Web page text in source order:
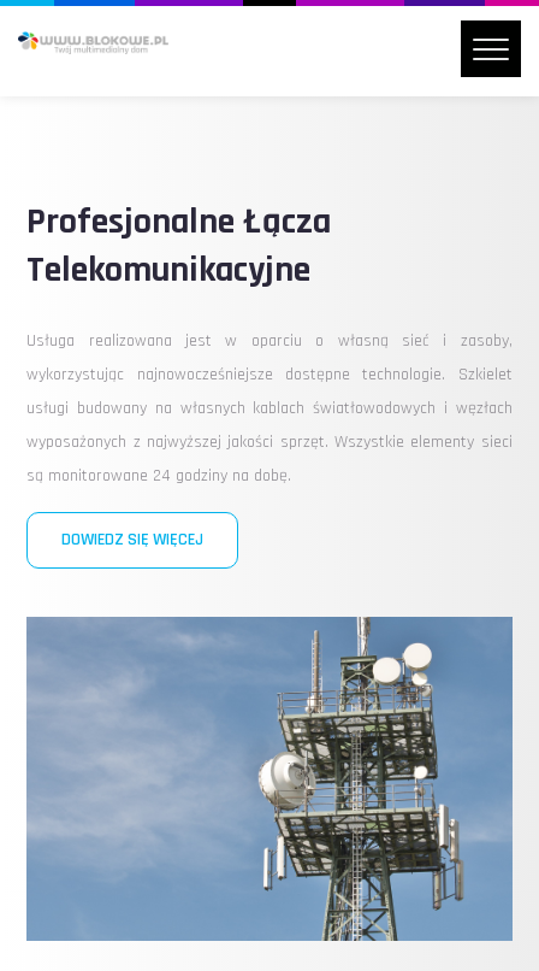
Profesjonalne Łącza
Telekomunikacyjne
Usługa realizowana jest w oparciu o własną sieć i zasoby,
wykorzystując najnowocześniejsze dostępne technologie. Szkielet
usługi budowany na własnych kablach światłowodowych i węzłach
wyposażonych z najwyższej jakości sprzęt. Wszystkie elementy sieci
są monitorowane 24 godziny na dobę.
DOWIEDZ SIĘ WIĘCEJ